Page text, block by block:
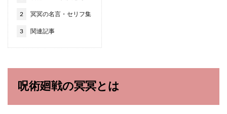
2 冥冥の名言・セリフ集
3 関連記事
呪術廻戦の冥冥とは